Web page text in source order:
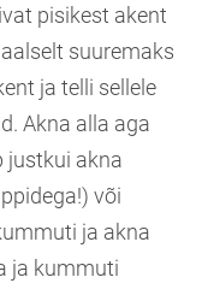
pisikest akent
suuremaks
ja telli sellele
Akna alla aga
justkui akna
või
ja akna
ja kummuti